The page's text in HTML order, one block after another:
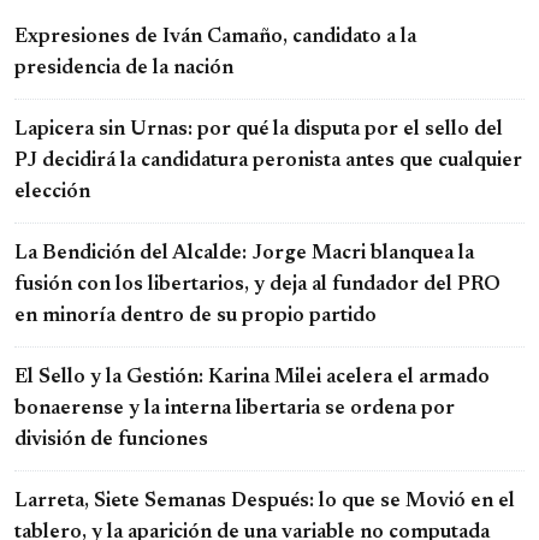
Expresiones de Iván Camaño, candidato a la
presidencia de la nación
Lapicera sin Urnas: por qué la disputa por el sello del
PJ decidirá la candidatura peronista antes que cualquier
elección
La Bendición del Alcalde: Jorge Macri blanquea la
fusión con los libertarios, y deja al fundador del PRO
en minoría dentro de su propio partido
El Sello y la Gestión: Karina Milei acelera el armado
bonaerense y la interna libertaria se ordena por
división de funciones
Larreta, Siete Semanas Después: lo que se Movió en el
tablero, y la aparición de una variable no computada